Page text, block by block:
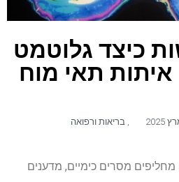
כיצד גלוטמט
איתות תאי מוח
בריאות ורפואה
מסרים כימיים, מדענים